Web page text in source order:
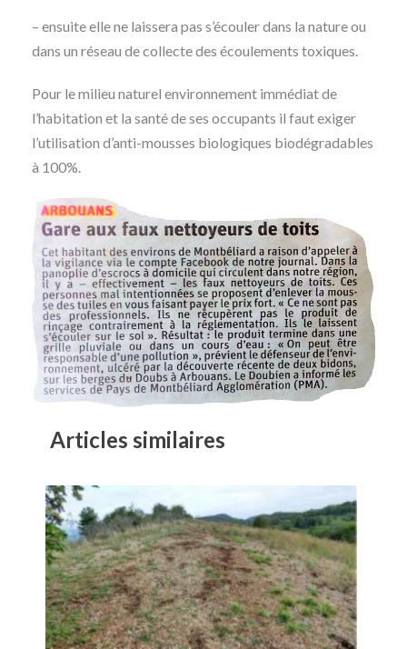
– ensuite elle ne laissera pas s’écouler dans la nature ou
dans un réseau de collecte des écoulements toxiques.
Pour le milieu naturel environnement immédiat de
l’habitation et la santé de ses occupants il faut exiger
l’utilisation d’anti-mousses biologiques biodégradables
à 100%.
Articles similaires